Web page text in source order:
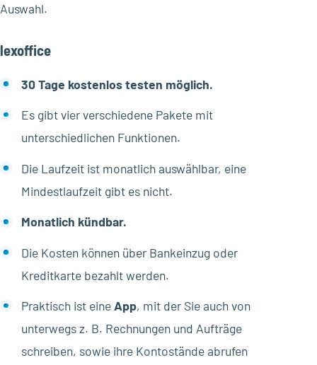
Auswahl.
lexoffice
30 Tage kostenlos testen möglich.
Es gibt vier verschiedene Pakete mit
unterschiedlichen Funktionen.
Die Laufzeit ist monatlich auswählbar, eine
Mindestlaufzeit gibt es nicht.
Monatlich kündbar.
Die Kosten können über Bankeinzug oder
Kreditkarte bezahlt werden.
Praktisch ist eine App, mit der Sie auch von
unterwegs z. B. Rechnungen und Aufträge
schreiben, sowie ihre Kontostände abrufen